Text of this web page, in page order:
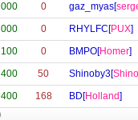
0 gaz_myas[
0 RHYLFC[PUX]
0 BMPO[Homer]
50 Shinoby3[
168 BD[Holland]